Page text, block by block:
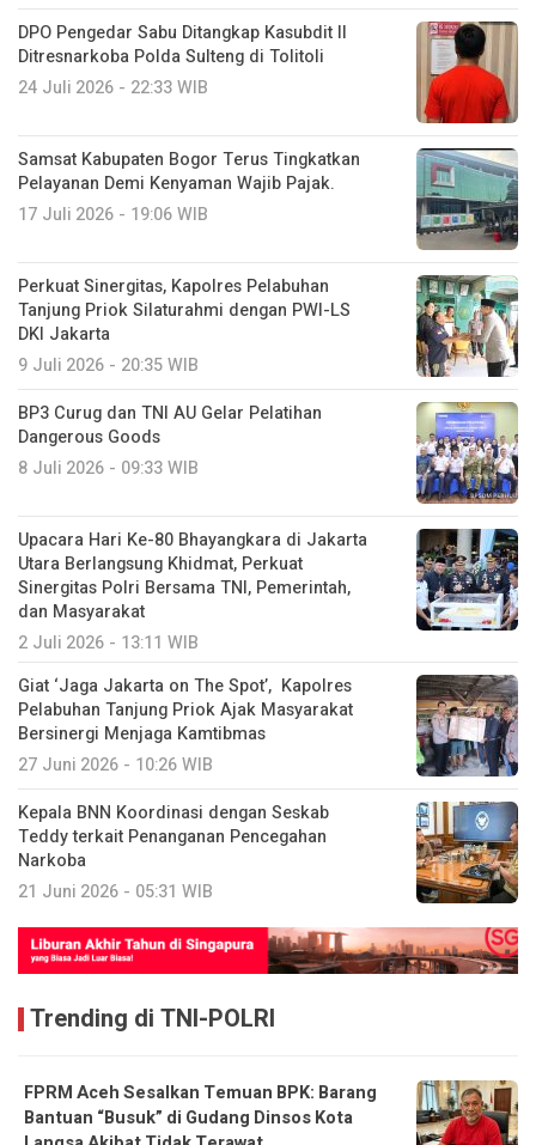
DPO Pengedar Sabu Ditangkap Kasubdit II
Ditresnarkoba Polda Sulteng di Tolitoli
24 Juli 2026 - 22:33 WIB
Samsat Kabupaten Bogor Terus Tingkatkan
Pelayanan Demi Kenyaman Wajib Pajak.
17 Juli 2026 - 19:06 WIB
Perkuat Sinergitas, Kapolres Pelabuhan
Tanjung Priok Silaturahmi dengan PWI-LS
DKI Jakarta
9 Juli 2026 - 20:35 WIB
BP3 Curug dan TNI AU Gelar Pelatihan
Dangerous Goods
8 Juli 2026 - 09:33 WIB
Upacara Hari Ke-80 Bhayangkara di Jakarta
Utara Berlangsung Khidmat, Perkuat
Sinergitas Polri Bersama TNI, Pemerintah,
dan Masyarakat
2 Juli 2026 - 13:11 WIB
Giat ‘Jaga Jakarta on The Spot’, Kapolres
Pelabuhan Tanjung Priok Ajak Masyarakat
Bersinergi Menjaga Kamtibmas
27 Juni 2026 - 10:26 WIB
Kepala BNN Koordinasi dengan Seskab
Teddy terkait Penanganan Pencegahan
Narkoba
21 Juni 2026 - 05:31 WIB
Trending di TNI-POLRI
FPRM Aceh Sesalkan Temuan BPK: Barang
Bantuan “Busuk” di Gudang Dinsos Kota